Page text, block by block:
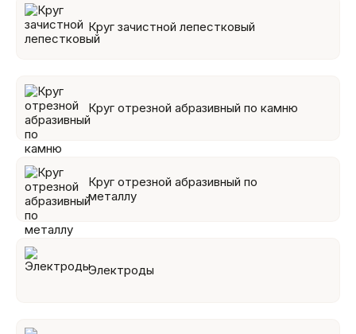
Круг зачистной лепестковый
Круг отрезной абразивный по камню
Круг отрезной абразивный по
металлу
Электроды